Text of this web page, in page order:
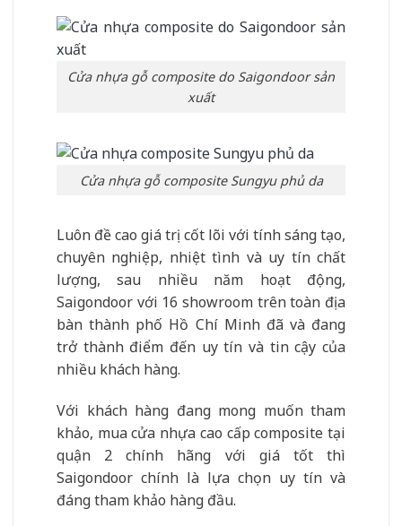
Cửa nhựa gỗ composite do Saigondoor sản
xuất
Cửa nhựa gỗ composite Sungyu phủ da
Luôn đề cao giá trị cốt lõi với tính sáng tạo,
chuyên nghiệp, nhiệt tình và uy tín chất
lượng, sau nhiều năm hoạt động,
Saigondoor với 16 showroom trên toàn địa
bàn thành phố Hồ Chí Minh đã và đang
trở thành điểm đến uy tín và tin cậy của
nhiều khách hàng.
Với khách hàng đang mong muốn tham
khảo, mua cửa nhựa cao cấp composite tại
quận 2 chính hãng với giá tốt thì
Saigondoor chính là lựa chọn uy tín và
đáng tham khảo hàng đầu.